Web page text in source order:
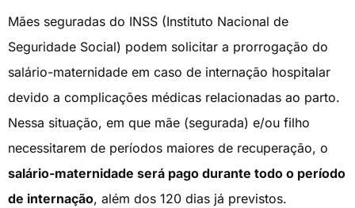
Mães seguradas do INSS (Instituto Nacional de
Seguridade Social) podem solicitar a prorrogação do
salário-maternidade em caso de internação hospitalar
devido a complicações médicas relacionadas ao parto.
Nessa situação, em que mãe (segurada) e/ou filho
necessitarem de períodos maiores de recuperação, o
salário-maternidade será pago durante todo o período
de internação, além dos 120 dias já previstos.